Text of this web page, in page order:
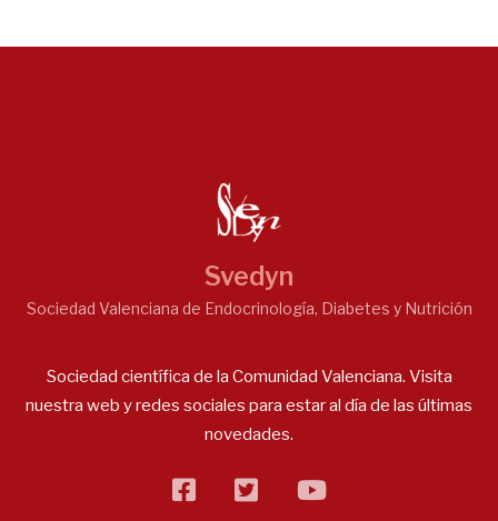
Svedyn
Sociedad Valenciana de Endocrinología, Diabetes y Nutrición
Sociedad científica de la Comunidad Valenciana. Visita
nuestra web y redes sociales para estar al día de las últimas
novedades.
facebooktwitterflickr